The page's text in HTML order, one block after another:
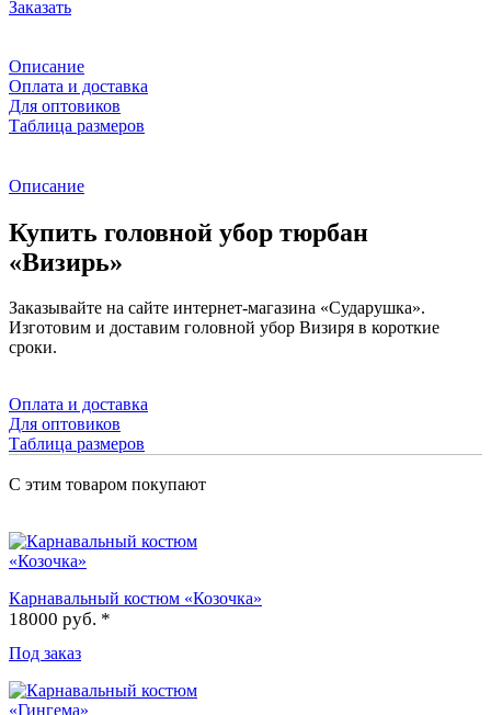
Заказать
Описание
Оплата и доставка
Для оптовиков
Таблица размеров
Описание
Купить головной убор тюрбан
«Визирь»
Заказывайте на сайте интернет-магазина «Сударушка».
Изготовим и доставим головной убор Визиря в короткие
сроки.
Оплата и доставка
Для оптовиков
Таблица размеров
С этим товаром покупают
Карнавальный костюм «Козочка»
18000 руб. *
Под заказ